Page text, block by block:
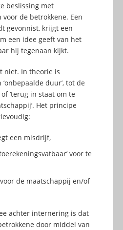
beslissing met
de betrokkene. Een
gevonnist, krijgt een
een idee geeft van het
hij tegenaan kijkt.
niet. In theorie is
duur’, tot de
of ‘terug in staat om te
Het principe
een misdrijf,
voor te
de maatschappij en/of
achter internering is dat
door middel van